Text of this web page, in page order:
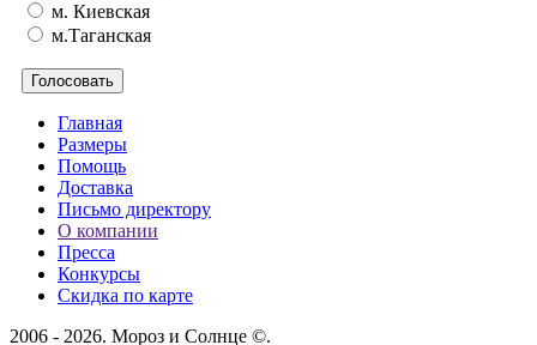
м. Киевская
м.Таганская
Главная
Размеры
Помощь
Доставка
Письмо директору
О компании
Пресса
Конкурсы
Скидка по карте
2006 - 2026. Мороз и Солнце ©.